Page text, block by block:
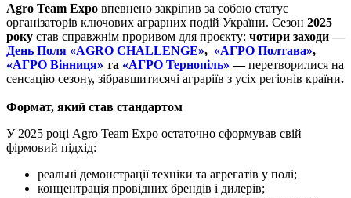
Agro Team Expo впевнено закріпив за собою статус
організаторів ключових аграрних подій України. Сезон 2025
року став справжнім проривом для проєкту: чотири заходи —
День Поля «AGRO CHALLENGE», «АГРО Полтава»,
«АГРО Вінниця» та «АГРО Тернопіль» —перетворилися на
сенсацію сезону, зібравшитисячі аграріїв з усіх регіонів країни.
Формат, який став стандартом
У 2025 році Agro Team Expo остаточно сформував свій
фірмовий підхід:
реальні демонстрації техніки та агрегатів у полі;
концентрація провідних брендів і дилерів;